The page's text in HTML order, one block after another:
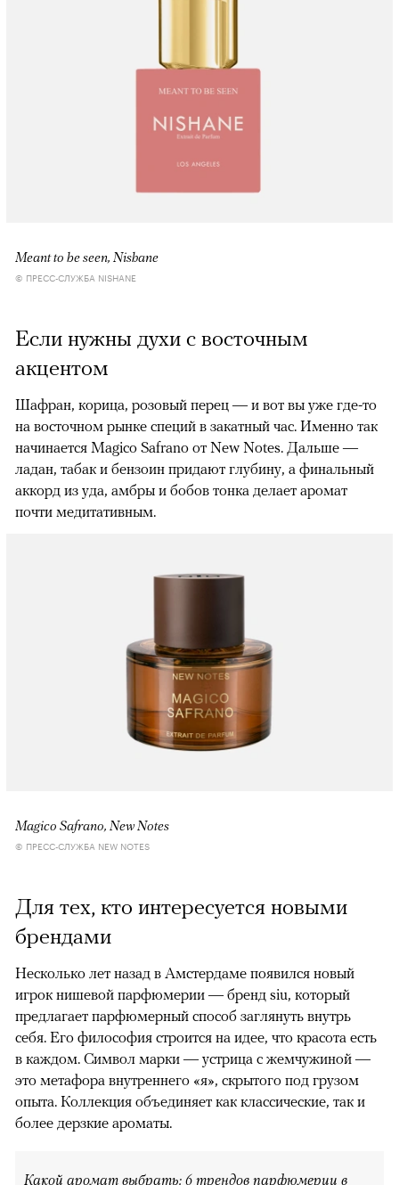
Meant to be seen, Nishane
© ПРЕСС-СЛУЖБА NISHANE
Если нужны духи с восточным
акцентом
Шафран, корица, розовый перец — и вот вы уже где-то
на восточном рынке специй в закатный час. Именно так
начинается Magico Safrano от New Notes. Дальше —
ладан, табак и бензоин придают глубину, а финальный
аккорд из уда, амбры и бобов тонка делает аромат
почти медитативным.
Magico Safrano, New Notes
© ПРЕСС-СЛУЖБА NEW NOTES
Для тех, кто интересуется новыми
брендами
Несколько лет назад в Амстердаме появился новый
игрок нишевой парфюмерии — бренд siu, который
предлагает парфюмерный способ заглянуть внутрь
себя. Его философия строится на идее, что красота есть
в каждом. Символ марки — устрица с жемчужиной —
это метафора внутреннего «я», скрытого под грузом
опыта. Коллекция объединяет как классические, так и
более дерзкие ароматы.
Какой аромат выбрать: 6 трендов парфюмерии в